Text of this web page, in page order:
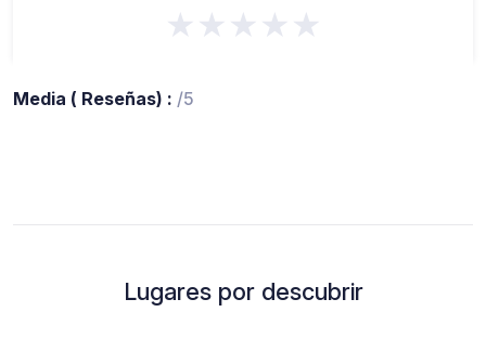
★★★★★
Media ( Reseñas) : /5
Lugares por descubrir